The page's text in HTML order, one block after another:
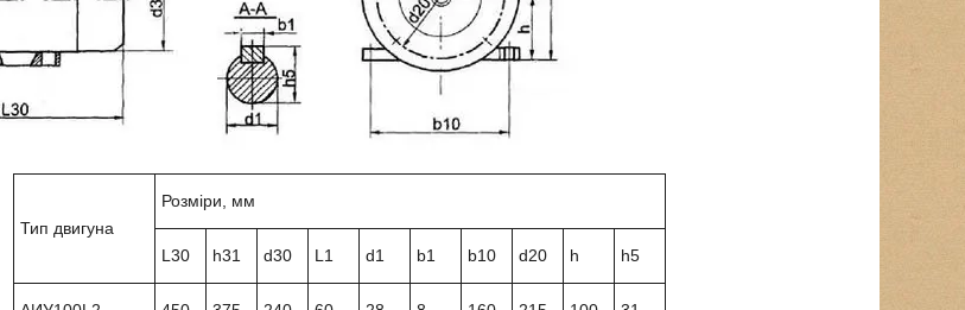
Тип двигуна
Розміри, мм
L30 h31 d30 L1 d1 b1 b10 d20 h h5